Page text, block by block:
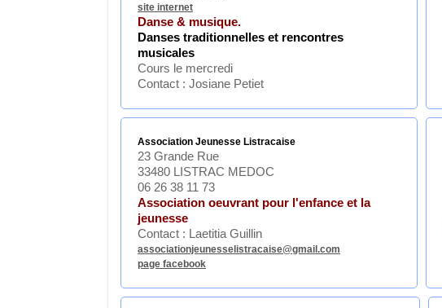
site internet
Danse & musique.
Danses traditionnelles et rencontres
musicales
Cours le mercredi
Contact : Josiane Petiet
Association Jeunesse Listracaise
23 Grande Rue
33480 LISTRAC MEDOC
06 26 38 11 73
Association oeuvrant pour l'enfance et la
jeunesse
Contact : Laetitia Guillin
associationjeunesselistracaise@gmail.com
page facebook